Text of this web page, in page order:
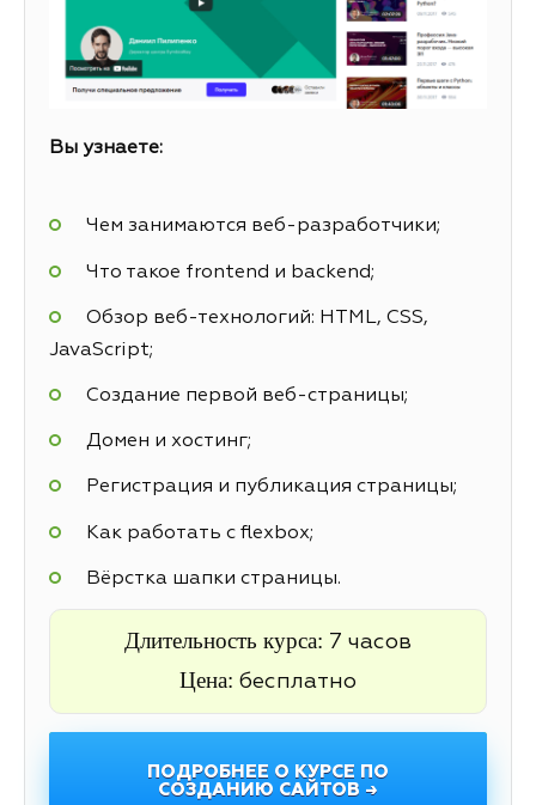
Вы узнаете:
Чем занимаются веб-разработчики;
Что такое frontend и backend;
Обзор веб-технологий: HTML, CSS,
JavaScript;
Создание первой веб-страницы;
Домен и хостинг;
Регистрация и публикация страницы;
Как работать с flexbox;
Вёрстка шапки страницы.
Длительность курса: 7 часов
Цена: бесплатно
ПОДРОБНЕЕ О КУРСЕ ПО
СОЗДАНИЮ САЙТОВ →